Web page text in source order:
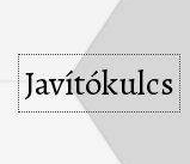
Javítókulcs